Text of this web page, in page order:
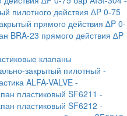
пилотного действия ∆P 0-75
прямого действия ∆P 0-
BRA-23 прямого действия ∆P
клапаны
закрытый пилотный -
ALFA-VALVE-
пластиковый SF6211 -
пластиковый SF6212 -